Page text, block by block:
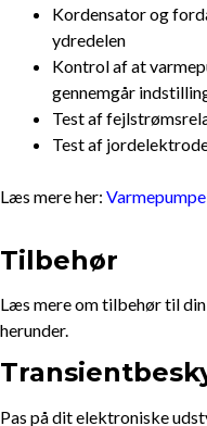
Kordensator og
ydredelen
Kontrol af at
gennemgår
Test af
Test af
Læs mere her:
Tilbehør
Læs mere om tilbehør til
herunder.
Pas på dit elektroniske